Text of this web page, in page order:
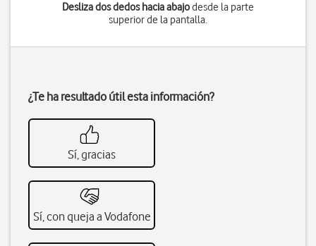
Desliza dos dedos hacia abajodesde la parte
superior de la pantalla.
¿Te ha resultado útil esta información?
Sí, gracias
Sí, con queja a Vodafone